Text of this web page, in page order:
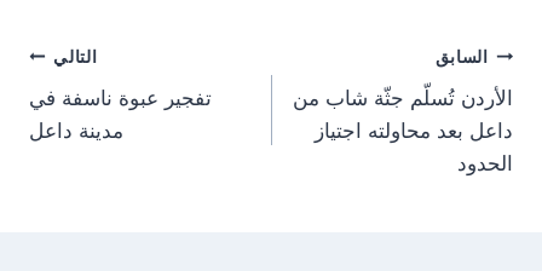
تصفّح
المقالات
السابق
الأردن تُسلّم جثّة شاب من
داعل بعد محاولته اجتياز
الحدود
التالي
تفجير عبوة ناسفة في
مدينة داعل